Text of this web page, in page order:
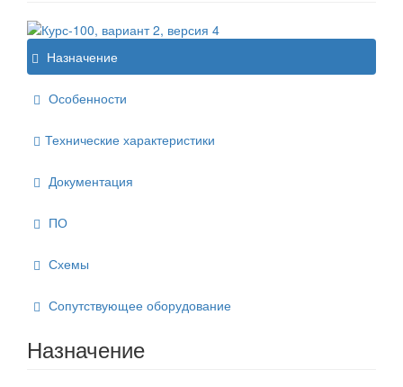
Назначение
Особенности
Технические характеристики
Документация
ПО
Схемы
Сопутствующее оборудование
Назначение